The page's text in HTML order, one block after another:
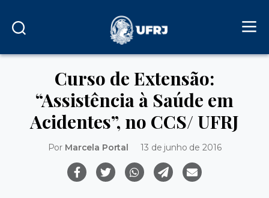
Curso de Extensão:
“Assistência à Saúde em
Acidentes”, no CCS/ UFRJ
Por Marcela Portal 13 de junho de 2016